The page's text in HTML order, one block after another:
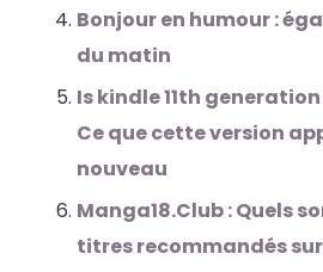
Bonjour en humour :
du matin
Is kindle 11th
Ce que cette version
nouveau
Manga18.Club : Quels
titres recommandés sur